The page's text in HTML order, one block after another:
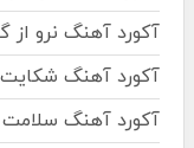
آکورد آهنگ نرو از
آکورد آهنگ
آکورد آهنگ